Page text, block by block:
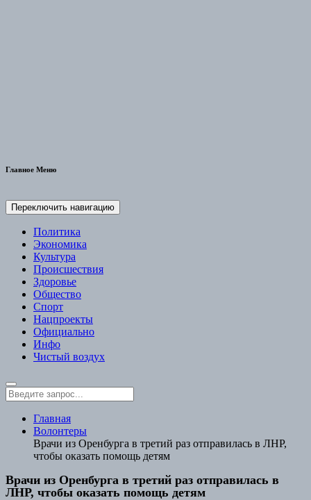
Главное Меню
Переключить навигацию
Политика
Экономика
Культура
Происшествия
Здоровье
Общество
Спорт
Нацпроекты
Официально
Инфо
Чистый воздух
Главная
Волонтеры
Врачи из Оренбурга в третий раз отправилась в ЛНР,
чтобы оказать помощь детям
Врачи из Оренбурга в третий раз отправилась в
ЛНР, чтобы оказать помощь детям